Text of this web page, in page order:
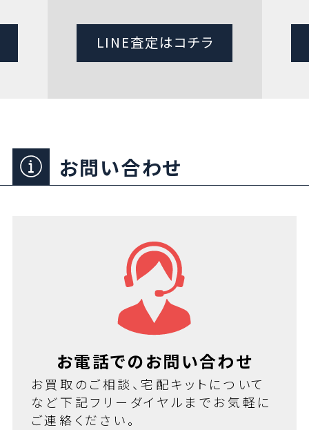
LINE査定はコチラ
お問い合わせ
お電話でのお問い合わせ
お買取のご相談、宅配キットについて
など下記フリーダイヤルまでお気軽に
ご連絡ください。